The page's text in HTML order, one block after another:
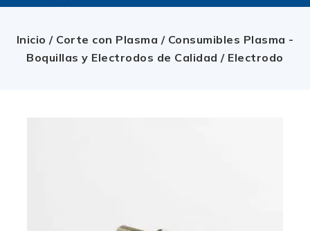
Inicio / Corte con Plasma / Consumibles Plasma -
Boquillas y Electrodos de Calidad / Electrodo